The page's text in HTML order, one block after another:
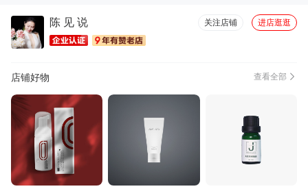
很好看(26) 易于使用(22) 清洁干净(19)
颗粒饱满(18) 有益皮肤(15)
优美详细(6)
陈 见 说 关注店铺 进店逛逛
店铺好物 查看全部